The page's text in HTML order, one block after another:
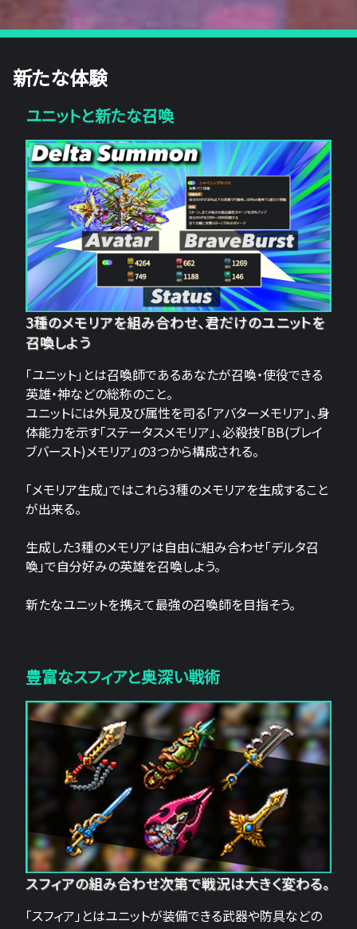
新たな体験
ユニットと新たな召喚
3種のメモリアを組み合わせ、君だけのユニットを
召喚しよう
「ユニット」とは召喚師であるあなたが召喚・使役できる
英雄・神などの総称のこと。
ユニットには外見及び属性を司る「アバターメモリア」、身
体能力を示す「ステータスメモリア」、必殺技「BB(ブレイ
ブバースト)メモリア」の3つから構成される。
「メモリア生成」ではこれら3種のメモリアを生成すること
が出来る。
生成した3種のメモリアは自由に組み合わせ「デルタ召
喚」で自分好みの英雄を召喚しよう。
新たなユニットを携えて最強の召喚師を目指そう。
豊富なスフィアと奥深い戦術
スフィアの組み合わせ次第で戦況は大きく変わる。
「スフィア」とはユニットが装備できる武器や防具などの